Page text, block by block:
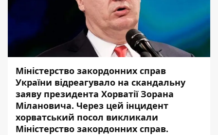
Міністерство закордонних справ
України відреагувало на скандальну
заяву президента Хорватії Зорана
Мілановича. Через цей інцидент
хорватський посол викликали
Міністерство закордонних справ.